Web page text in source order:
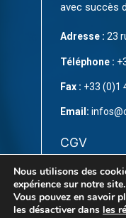
avec succès
Adresse : 23
Téléphone :
Fax : +33 (0)1
Email:
CGV
Mentions
Contact
Nous utilisons des
expérience sur notre site.
Vous pouvez en savoir
les désactiver dans les